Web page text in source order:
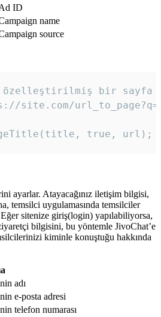
ID
name
source
bir sayfa
true, url);
ayarlar. Atayacağınız iletişim bilgisi,
temsilci uygulamasında temsilciler
sitenize giriş(login) yapılabiliyorsa,
bilgisini, bu yöntemle JivoChat’e
kiminle konuştuğu hakkında
adı
e-posta adresi
telefon numarası